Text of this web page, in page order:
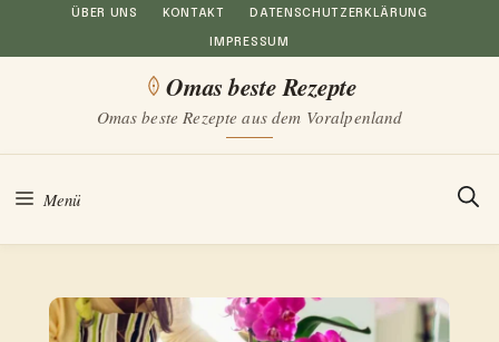
Inhalt
ÜBER UNS KONTAKT DATENSCHUTZERKLÄRUNG
IMPRESSUM
Omas beste Rezepte
Omas beste Rezepte aus dem Voralpenland
Menü